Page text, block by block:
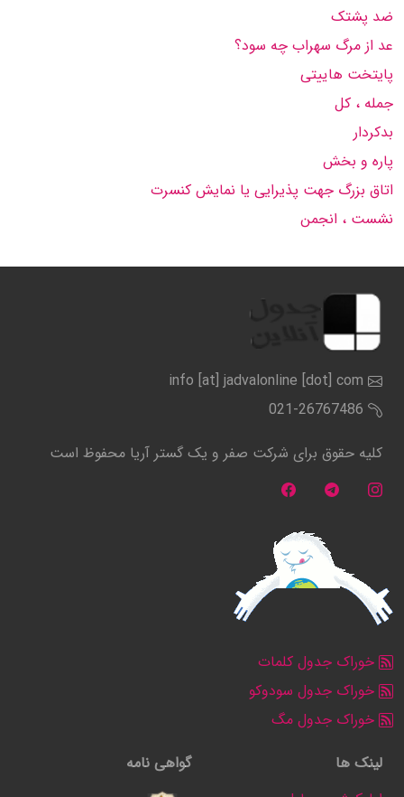
ضد پشتک
عد از مرگ سهراب چه سود؟
پایتخت هاییتی
جمله ، کل
بدکردار
پاره و بخش
اتاق بزرگ جهت پذیرایی یا نمایش کنسرت
نشست ، انجمن
info [at] jadvalonline [dot] com
021-26767486
کلیه حقوق برای شرکت صفر و یک گستر آریا محفوظ است
خوراک جدول کلمات
خوراک جدول سودوکو
خوراک جدول مگ
لینک ها
گواهی نامه